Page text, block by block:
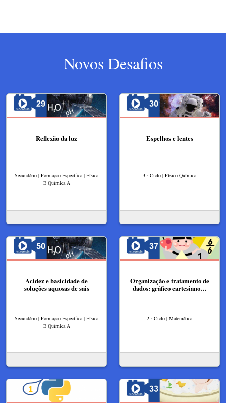
Novos Desafios
Reflexão da luz
Secundário | Formação Específica | Física
E Química A
Espelhos e lentes
3.º Ciclo | Físico-Química
Acidez e basicidade de
soluções aquosas de sais
Secundário | Formação Específica | Física
E Química A
Organização e tratamento de
dados: gráfico cartesiano…
2.º Ciclo | Matemática